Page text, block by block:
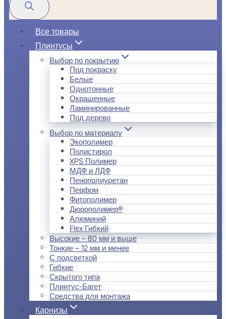
Все товары
Плинтусы
Выбор по покрытию
Под покраску
Белые
Однотонные
Окрашенные
Ламинированные
Под дерево
Выбор по материалу
Экополимер
Полистирол
XPS Полимер
МДФ и ЛДФ
Пенополиуретан
Перфом
Фитополимер
Дюрополимер®
Алюминий
Flex Гибкий
Высокие – 80 мм и выше
Тонкие – 12 мм и менее
С подсветкой
Гибкие
Скрытого типа
Плинтус-Багет
Средства для монтажа
Карнизы